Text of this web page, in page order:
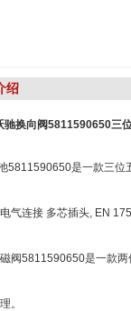
绍
驰换向阀5811590650三
5811590650是一款三位
气连接 多芯插头, EN
阀5811590650是一款
。